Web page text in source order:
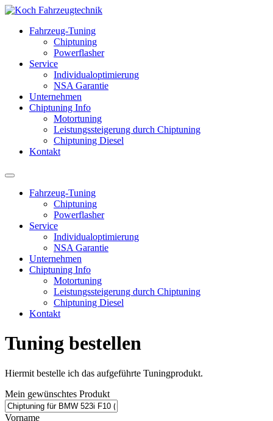
Fahrzeug-Tuning
Chiptuning
Powerflasher
Service
Individualoptimierung
NSA Garantie
Unternehmen
Chiptuning Info
Motortuning
Leistungssteigerung durch Chiptuning
Chiptuning Diesel
Kontakt
Fahrzeug-Tuning
Chiptuning
Powerflasher
Service
Individualoptimierung
NSA Garantie
Unternehmen
Chiptuning Info
Motortuning
Leistungssteigerung durch Chiptuning
Chiptuning Diesel
Kontakt
Tuning bestellen
Hiermit bestelle ich das aufgeführte Tuningprodukt.
Mein gewünschtes Produkt
Vorname